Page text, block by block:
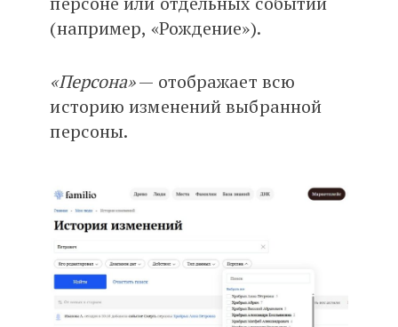
(например, «Рождение»).
«Персона»— отображает всю
историю изменений выбранной
персоны.